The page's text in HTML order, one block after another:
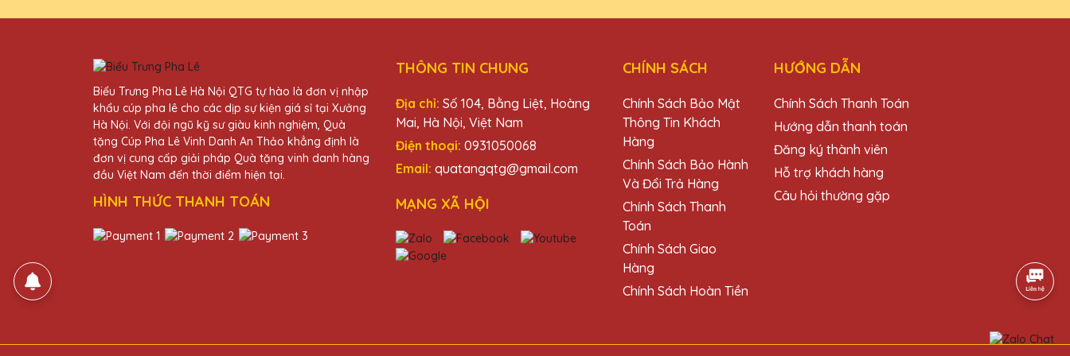
Dịch vụ khách hàng của Quà Tặng Pha Lê QTG rất nhiệt tình và chuyên nghiệp. Sẽ tiếp tục ủng hộ!
Bùi Văn Thắng
27/11/2025
Đã nhận được kỷ niệm chương và rất ấn tượng với thiết kế và chất lượng. Cảm ơn Quà Tặng Pha Lê QTG!
Biểu Trưng Pha Lê Hà Nội QTG tự hào là đơn vị nhập
khẩu cúp pha lê cho các dịp sự kiện giá sỉ tại Xưởng
Hà Nội. Với đội ngũ kỹ sư giàu kinh nghiệm, Quà
tặng Cúp Pha Lê Vinh Danh An Thảo khẳng định là
đơn vị cung cấp giải pháp Quà tặng vinh danh hàng
đầu Việt Nam đến thời điểm hiện tại.
HÌNH THỨC THANH TOÁN
THÔNG TIN CHUNG
Địa chỉ: Số 104, Bằng Liệt, Hoàng
Mai, Hà Nội, Việt Nam
Điện thoại: 0931050068
Email: quatangqtg@gmail.com
MẠNG XÃ HỘI
CHÍNH SÁCH
Chính Sách Bảo Mật
Thông Tin Khách
Hàng
Chính Sách Bảo Hành
Và Đổi Trả Hàng
Chính Sách Thanh
Toán
Chính Sách Giao
Hàng
Chính Sách Hoàn Tiền
HƯỚNG DẪN
Chính Sách Thanh Toán
Hướng dẫn thanh toán
Đăng ký thành viên
Hỗ trợ khách hàng
Câu hỏi thường gặp